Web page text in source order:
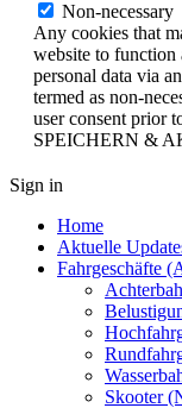
Non-necessary
Any cookies that
website to function
personal data via
termed as non-
user consent prior
SPEICHERN &
Sign in
Home
Aktuelle
Fahrgeschäfte
Skooter